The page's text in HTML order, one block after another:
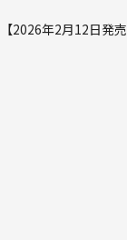
【2026年2月12日発売